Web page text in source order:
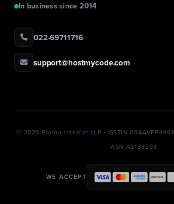
In business since 2014
022-69711716
support@hostmycode.com
© 2026 Proton Internet LLP • GSTIN
ASN AS138233
WE ACCEPT